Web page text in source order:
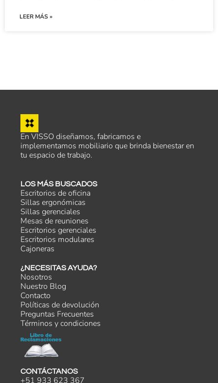
LEER MÁS »
En VISSO diseñamos, fabricamos e
implementamos mobiliario que brinda bienestar en
tu espacio de trabajo.
LOS MÁS BUSCADOS
Escritorios de oficina
Sillas ergonómicas
Sillas gerenciales
Mesas de reuniones
Escritorios gerenciales
Escritorios modulares
Cajoneras
¿NECESITAS AYUDA?
Nosotros
Nuestro Blog
Contacto
Políticas de devolución
Preguntas Frecuentes
Términos y condiciones
CONTÁCTANOS
+51 933 623 367